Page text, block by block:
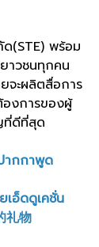
(STE) พร้อม
าวชนทุกคน
จะผลิตสื่อการ
องการของผู้
ที่ดีที่สุด
ากกาพูด
อ็ดดูเคชั่น
礼物